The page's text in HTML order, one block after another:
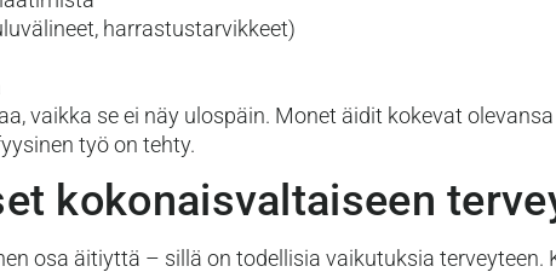
harrastustarvikkeet)
vaikka se ei näy ulospäin. Monet äidit kokevat
työ on tehty.
kokonaisvaltaiseen
osa äitiyttä – sillä on todellisia vaikutuksia terveyteen.